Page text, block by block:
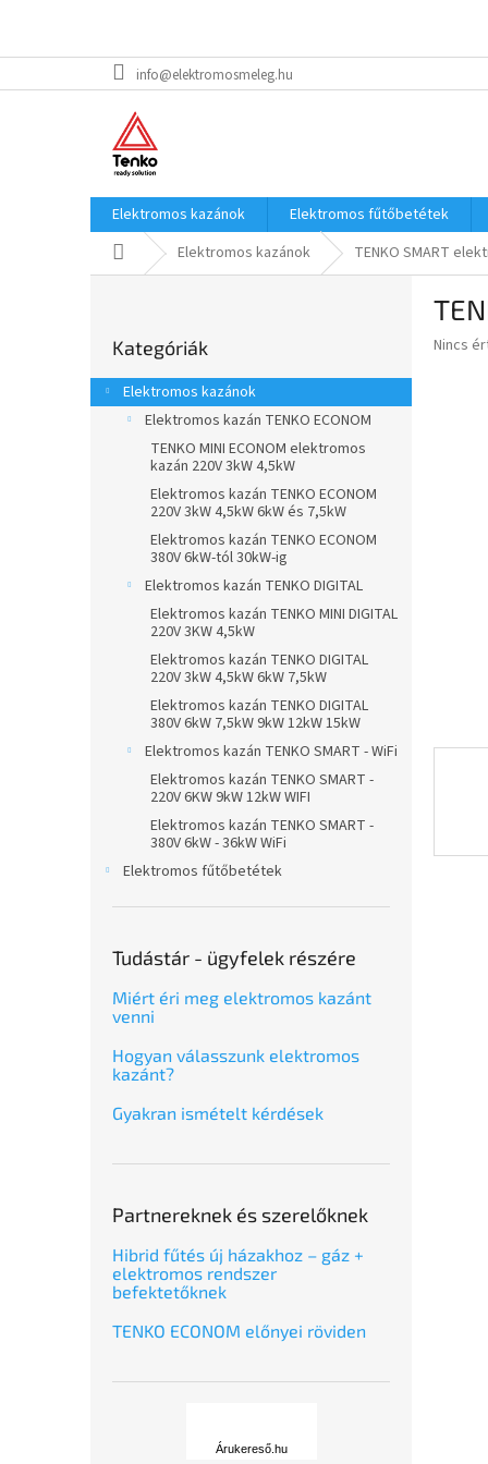
a
info@elektromosmeleg.hu
Elektromos kazánok Elektromos fűtőbetétek
KezdőlapElektromos kazánok TENKO SMART
l
s
átugrása
Kategóriák
Elektromos kazánok
Elektromos kazán TENKO ECONOM
TENKO MINI ECONOM elektromos
kazán 220V 3kW 4,5kW
Elektromos kazán TENKO ECONOM
220V 3kW 4,5kW 6kW és 7,5kW
Elektromos kazán TENKO ECONOM
380V 6kW-tól 30kW-ig
Elektromos kazán TENKO DIGITAL
Elektromos kazán TENKO MINI DIGITAL
220V 3KW 4,5kW
Elektromos kazán TENKO DIGITAL
220V 3kW 4,5kW 6kW 7,5kW
Elektromos kazán TENKO DIGITAL
380V 6kW 7,5kW 9kW 12kW 15kW
Elektromos kazán TENKO SMART - WiFi
Elektromos kazán TENKO SMART -
220V 6KW 9kW 12kW WIFI
Elektromos kazán TENKO SMART -
380V 6kW - 36kW WiFi
Elektromos fűtőbetétek
Tudástár - ügyfelek részére
Miért éri meg elektromos kazánt
venni
Hogyan válasszunk elektromos
kazánt?
Gyakran ismételt kérdések
Partnereknek és szerelőknek
Hibrid fűtés új házakhoz – gáz +
elektromos rendszer
befektetőknek
TENKO ECONOM előnyei röviden
Árukereső.hu
A
Nincs